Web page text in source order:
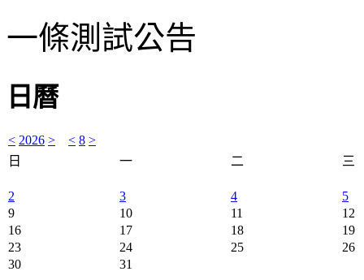
一條測試公告
日曆
< 2026 > < 8 >
日
一 二 三
2 3 4
5
9
10 11
12
16
17 18
19
23
24 25
26
30
31